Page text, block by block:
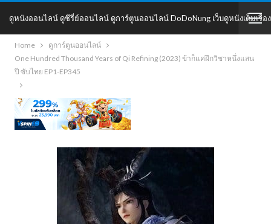
ดูหนังออนไลน์ ดูซีรี่ย์ออนไลน์ ดูการ์ตูนออนไลน์ DoDoNung เว็บดูหนังเต็มเรื่อง
DoDoNung
Home
ดูการ์ตูนออนไลน์
One Hundred Thousand Years of Qi Refining (2023) ข้าก็แค่ฝึกวิชาหนึ่งแสน
ปี ซับไทย EP1-EP345